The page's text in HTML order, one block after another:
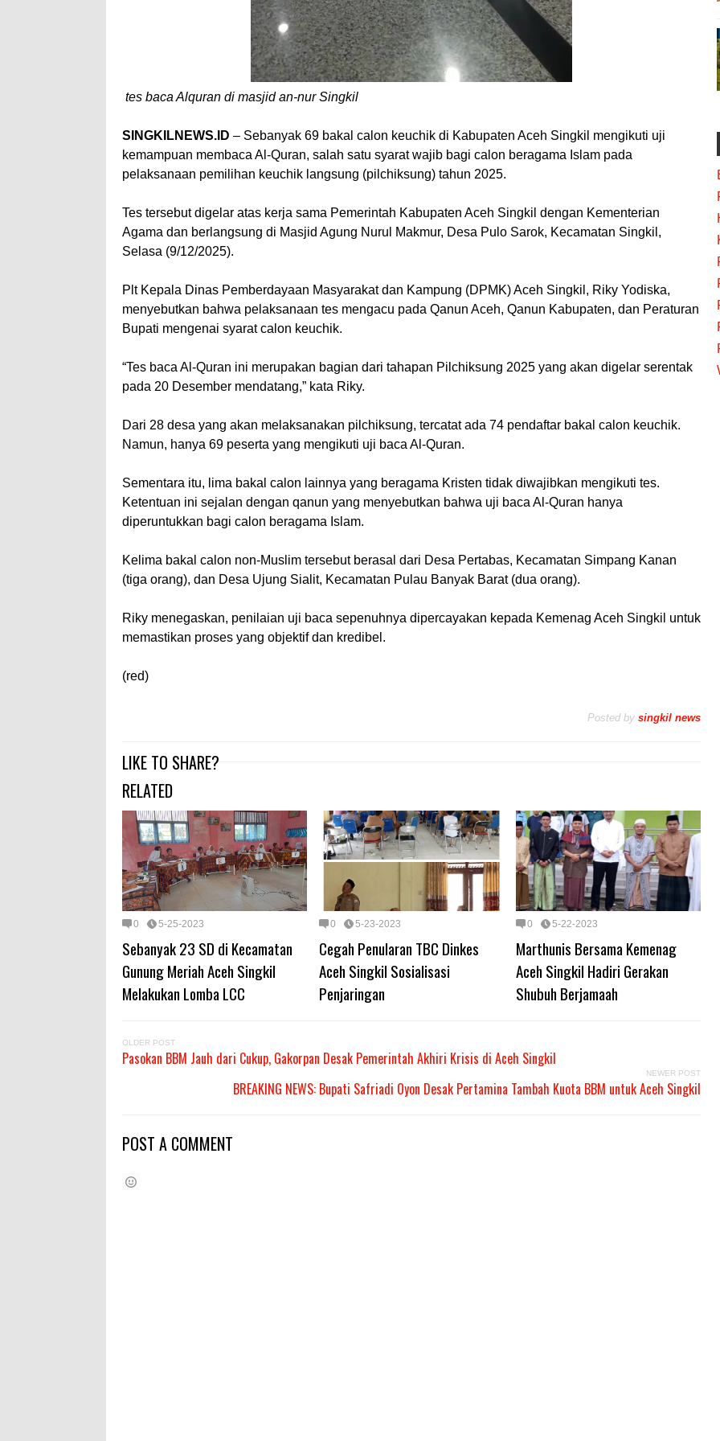
tes baca Alquran di masjid an-nur Singkil
SINGKILNEWS.ID – Sebanyak 69 bakal calon keuchik di Kabupaten Aceh Singkil mengikuti uji
kemampuan membaca Al-Quran, salah satu syarat wajib bagi calon beragama Islam pada
pelaksanaan pemilihan keuchik langsung (pilchiksung) tahun 2025.
Tes tersebut digelar atas kerja sama Pemerintah Kabupaten Aceh Singkil dengan Kementerian
Agama dan berlangsung di Masjid Agung Nurul Makmur, Desa Pulo Sarok, Kecamatan Singkil,
Selasa (9/12/2025).
Plt Kepala Dinas Pemberdayaan Masyarakat dan Kampung (DPMK) Aceh Singkil, Riky Yodiska,
menyebutkan bahwa pelaksanaan tes mengacu pada Qanun Aceh, Qanun Kabupaten, dan Peraturan
Bupati mengenai syarat calon keuchik.
“Tes baca Al-Quran ini merupakan bagian dari tahapan Pilchiksung 2025 yang akan digelar serentak
pada 20 Desember mendatang,” kata Riky.
Dari 28 desa yang akan melaksanakan pilchiksung, tercatat ada 74 pendaftar bakal calon keuchik.
Namun, hanya 69 peserta yang mengikuti uji baca Al-Quran.
Sementara itu, lima bakal calon lainnya yang beragama Kristen tidak diwajibkan mengikuti tes.
Ketentuan ini sejalan dengan qanun yang menyebutkan bahwa uji baca Al-Quran hanya
diperuntukkan bagi calon beragama Islam.
Kelima bakal calon non-Muslim tersebut berasal dari Desa Pertabas, Kecamatan Simpang Kanan
(tiga orang), dan Desa Ujung Sialit, Kecamatan Pulau Banyak Barat (dua orang).
Riky menegaskan, penilaian uji baca sepenuhnya dipercayakan kepada Kemenag Aceh Singkil untuk
memastikan proses yang objektif dan kredibel.
(red)
Posted by singkil news
LIKE TO SHARE?
RELATED
0 5-25-2023
Sebanyak 23 SD di Kecamatan
Gunung Meriah Aceh Singkil
Melakukan Lomba LCC
0 5-23-2023
Cegah Penularan TBC Dinkes
Aceh Singkil Sosialisasi
Penjaringan
0 5-22-2023
Marthunis Bersama Kemenag
Aceh Singkil Hadiri Gerakan
Shubuh Berjamaah
OLDER POST
Pasokan BBM Jauh dari Cukup, Gakorpan Desak Pemerintah Akhiri Krisis di Aceh Singkil
NEWER POST
BREAKING NEWS: Bupati Safriadi Oyon Desak Pertamina Tambah Kuota BBM untuk Aceh Singkil
POST A COMMENT